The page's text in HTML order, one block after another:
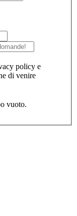
policy e
di venire
vuoto.